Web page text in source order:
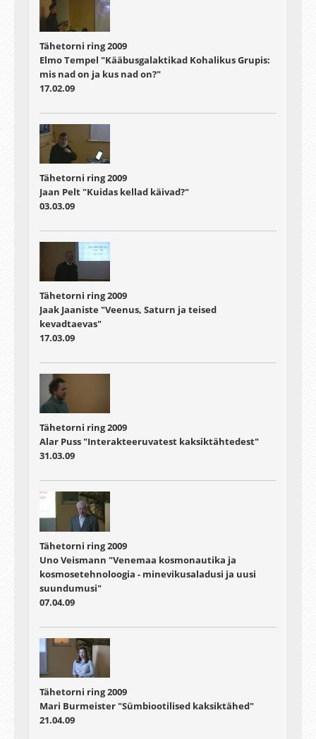
Tähetorni ring 2009
Elmo Tempel "Kääbusgalaktikad Kohalikus Grupis:
mis nad on ja kus nad on?"
17.02.09
Tähetorni ring 2009
Jaan Pelt "Kuidas kellad käivad?"
03.03.09
Tähetorni ring 2009
Jaak Jaaniste "Veenus, Saturn ja teised
kevadtaevas"
17.03.09
Tähetorni ring 2009
Alar Puss "Interakteeruvatest kaksiktähtedest"
31.03.09
Tähetorni ring 2009
Uno Veismann "Venemaa kosmonautika ja
kosmosetehnoloogia - minevikusaladusi ja uusi
suundumusi"
07.04.09
Tähetorni ring 2009
Mari Burmeister "Sümbiootilised kaksiktähed"
21.04.09